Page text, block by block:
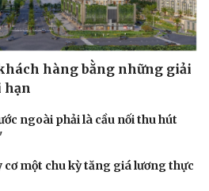
Giải trí
Thời trang
hàng bằng những giải
hạn
ngoài phải là cầu nối thu hút
cơ một chu kỳ tăng giá lương thực